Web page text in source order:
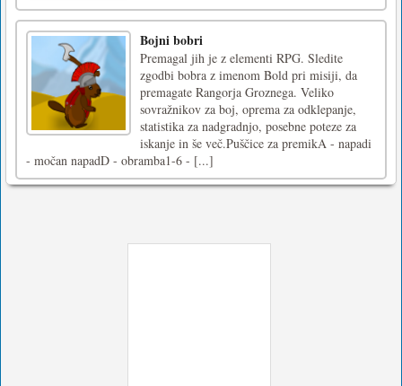
Bojni bobri
Premagal jih je z elementi RPG. Sledite
zgodbi bobra z imenom Bold pri misiji, da
premagate Rangorja Groznega. Veliko
sovražnikov za boj, oprema za odklepanje,
statistika za nadgradnjo, posebne poteze za
iskanje in še več.Puščice za premikA - napadi
- močan napadD - obramba1-6 - [...]